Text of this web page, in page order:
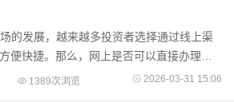
的发展，越来越多投资者选择通过线上渠
便快捷。那么，网上是否可以直接办理融
须先有普通股票账户呢？下面为您详细解
1389次浏览 2026-03-31 15:06